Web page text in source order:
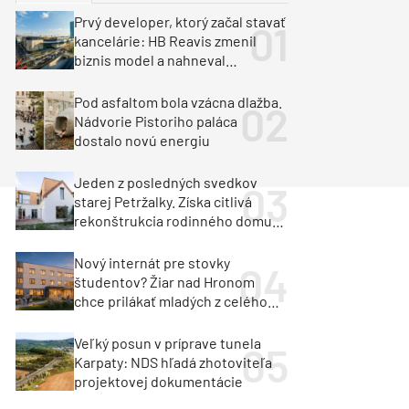
Klimatizácia a vetranie
Milan Murcka
Prvý developer, ktorý začal stavať
kancelárie: HB Reavis zmenil
biznis model a nahneval
Pod asfaltom bola vzácna dlažba.
Nádvorie Pistoriho paláca
dostalo novú energiu
Jeden z posledných svedkov
starej Petržalky. Získa citlivá
rekonštrukcia rodinného domu
Nový internát pre stovky
študentov? Žiar nad Hronom
chce prilákať mladých z celého
Veľký posun v príprave tunela
Karpaty: NDS hľadá zhotoviteľa
projektovej dokumentácie